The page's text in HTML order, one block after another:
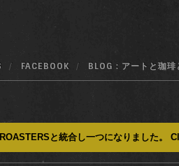
FACEBOOK BLOG : アートと珈琲
と統合し一つになりました